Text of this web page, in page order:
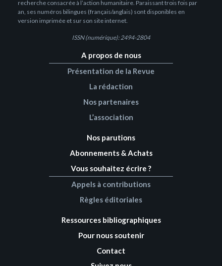
recherche consacrée à l’action humanitaire. Paraissant trois fois par
an, ses numéros bilingues (français/anglais) sont disponibles en
version imprimée et sur son site internet.
ISSN (numérique): 2494-2804
A propos de nous
Présentation de la Revue
La rédaction
Nos partenaires
L’association
Nos parutions
Abonnements & Achats
Vous souhaitez écrire ?
Appels à contributions
Règles éditoriales
Ressources bibliographiques
Pour nous soutenir
Contact